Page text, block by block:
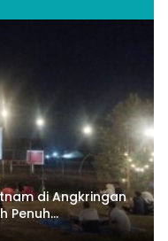
di Angkringan
Penuh